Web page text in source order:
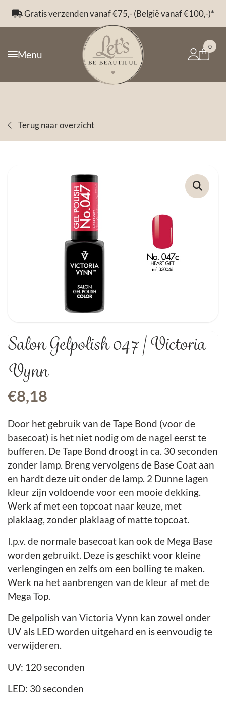
Gratis verzenden vanaf €75,- (België vanaf €100,-)*
Menu
0
Terug naar overzicht
Salon Gelpolish 047 | Victoria
Vynn
€8,18
Door het gebruik van de Tape Bond (voor de
basecoat) is het niet nodig om de nagel eerst te
bufferen. De Tape Bond droogt in ca. 30 seconden
zonder lamp. Breng vervolgens de Base Coat aan
en hardt deze uit onder de lamp. 2 Dunne lagen
kleur zijn voldoende voor een mooie dekking.
Werk af met een topcoat naar keuze, met
plaklaag, zonder plaklaag of matte topcoat.
I.p.v. de normale basecoat kan ook de Mega Base
worden gebruikt. Deze is geschikt voor kleine
verlengingen en zelfs om een bolling te maken.
Werk na het aanbrengen van de kleur af met de
Mega Top.
De gelpolish van Victoria Vynn kan zowel onder
UV als LED worden uitgehard en is eenvoudig te
verwijderen.
UV: 120 seconden
LED: 30 seconden